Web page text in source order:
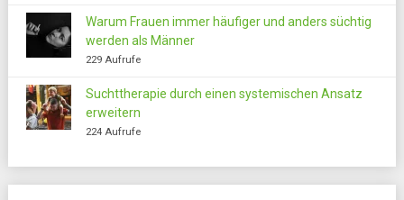
Warum Frauen immer häufiger und anders süchtig
werden als Männer
229 Aufrufe
Suchttherapie durch einen systemischen Ansatz
erweitern
224 Aufrufe